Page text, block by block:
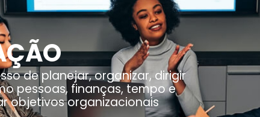
de planejar, organizar, dirigir
pessoas, finanças, tempo e
objetivos organizacionais